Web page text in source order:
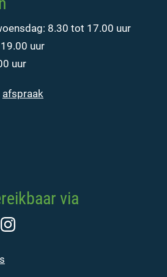
8.30 tot 17.00 uur
uur
uur
afspraak
via